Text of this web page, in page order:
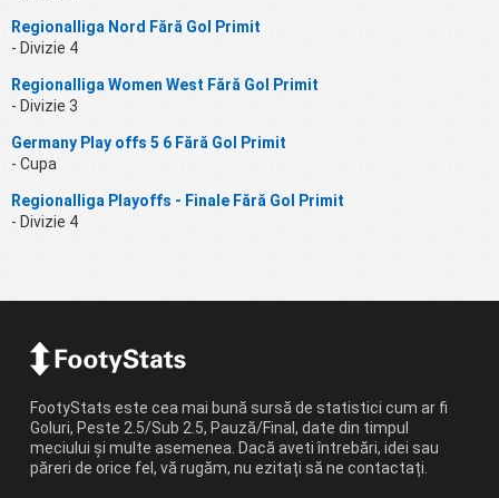
Regionalliga Nord Fără Gol Primit
- Divizie 4
Regionalliga Women West Fără Gol Primit
- Divizie 3
Germany Play offs 5 6 Fără Gol Primit
- Cupa
Regionalliga Playoffs - Finale Fără Gol Primit
- Divizie 4
FootyStats este cea mai bună sursă de statistici cum ar fi
Goluri, Peste 2.5/Sub 2.5, Pauză/Final, date din timpul
meciului și multe asemenea. Dacă aveti întrebări, idei sau
păreri de orice fel, vă rugăm, nu ezitați să ne contactați.